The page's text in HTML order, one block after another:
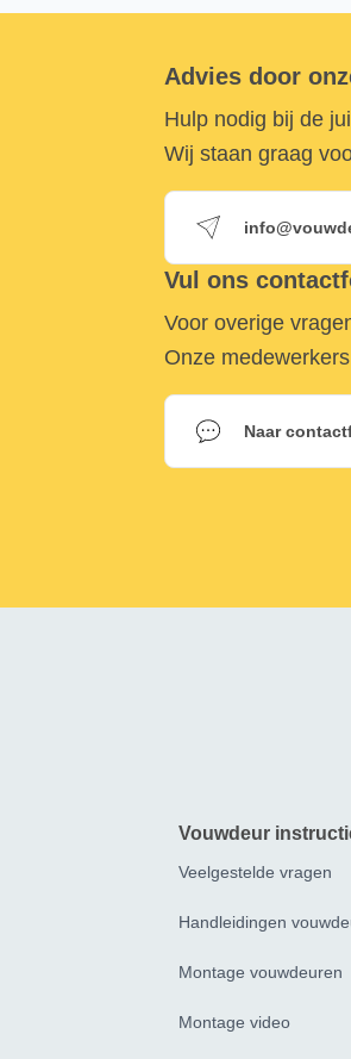
Advies door
Hulp nodig bij de
Wij staan graag
Vul ons
Voor overige
Onze
Naar
Vouwdeur
Veelgestelde vragen
Handleidingen
Montage vouwdeuren
Montage video